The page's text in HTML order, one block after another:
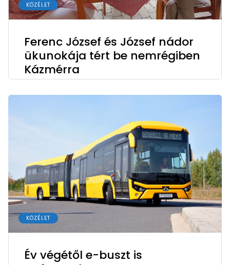
KÖZÉLET
Ferenc József és József nádor
ükunokája tért be nemrégiben
Kázmérra
KÖZÉLET
Év végétől e-buszt is